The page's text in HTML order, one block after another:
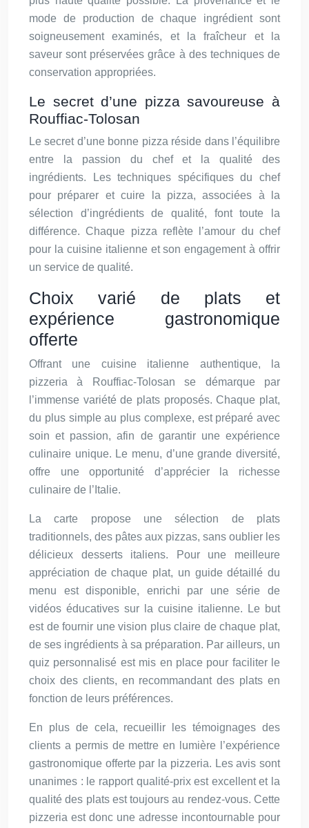
mode de production de chaque ingrédient sont
soigneusement examinés, et la fraîcheur et la
saveur sont préservées grâce à des techniques de
conservation appropriées.
Le secret d’une pizza savoureuse à
Rouffiac-Tolosan
Le secret d’une bonne pizza réside dans l’équilibre
entre la passion du chef et la qualité des
ingrédients. Les techniques spécifiques du chef
pour préparer et cuire la pizza, associées à la
sélection d’ingrédients de qualité, font toute la
différence. Chaque pizza reflète l’amour du chef
pour la cuisine italienne et son engagement à offrir
un service de qualité.
Choix varié de plats et
expérience gastronomique
offerte
Offrant une cuisine italienne authentique, la
pizzeria à Rouffiac-Tolosan se démarque par
l’immense variété de plats proposés. Chaque plat,
du plus simple au plus complexe, est préparé avec
soin et passion, afin de garantir une expérience
culinaire unique. Le menu, d’une grande diversité,
offre une opportunité d’apprécier la richesse
culinaire de l’Italie.
La carte propose une sélection de plats
traditionnels, des pâtes aux pizzas, sans oublier les
délicieux desserts italiens. Pour une meilleure
appréciation de chaque plat, un guide détaillé du
menu est disponible, enrichi par une série de
vidéos éducatives sur la cuisine italienne. Le but
est de fournir une vision plus claire de chaque plat,
de ses ingrédients à sa préparation. Par ailleurs, un
quiz personnalisé est mis en place pour faciliter le
choix des clients, en recommandant des plats en
fonction de leurs préférences.
En plus de cela, recueillir les témoignages des
clients a permis de mettre en lumière l’expérience
gastronomique offerte par la pizzeria. Les avis sont
unanimes : le rapport qualité-prix est excellent et la
qualité des plats est toujours au rendez-vous. Cette
pizzeria est donc une adresse incontournable pour